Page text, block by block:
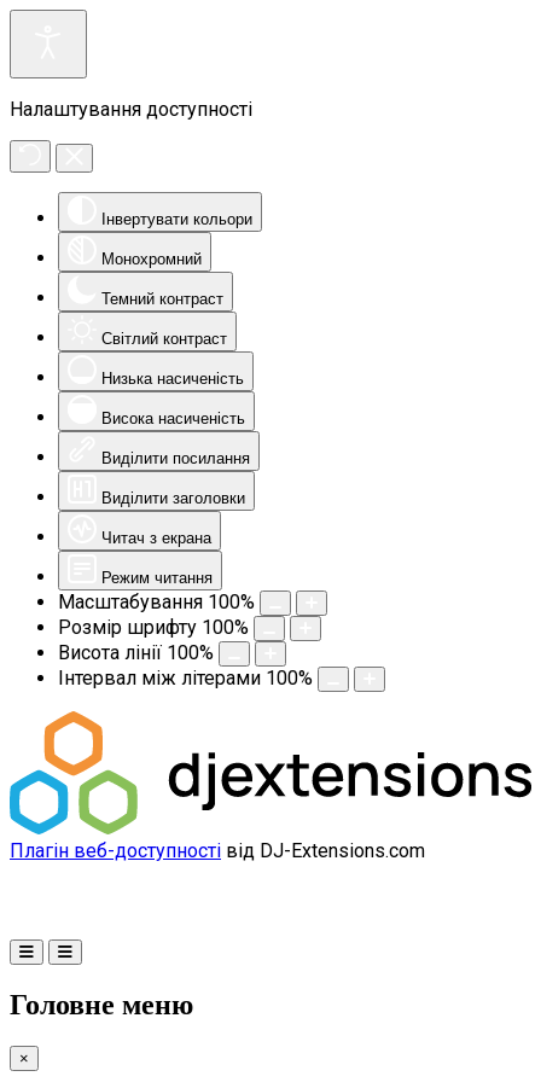
Налаштування доступності
Інвертувати кольори
Монохромний
Темний контраст
Світлий контраст
Низька насиченість
Висока насиченість
Виділити посилання
Виділити заголовки
Читач з екрана
Режим читання
Масштабування 100%
Розмір шрифту 100%
Висота лінії 100%
Інтервал між літерами 100%
Плагін веб-доступності від DJ-Extensions.com
Головне меню
×